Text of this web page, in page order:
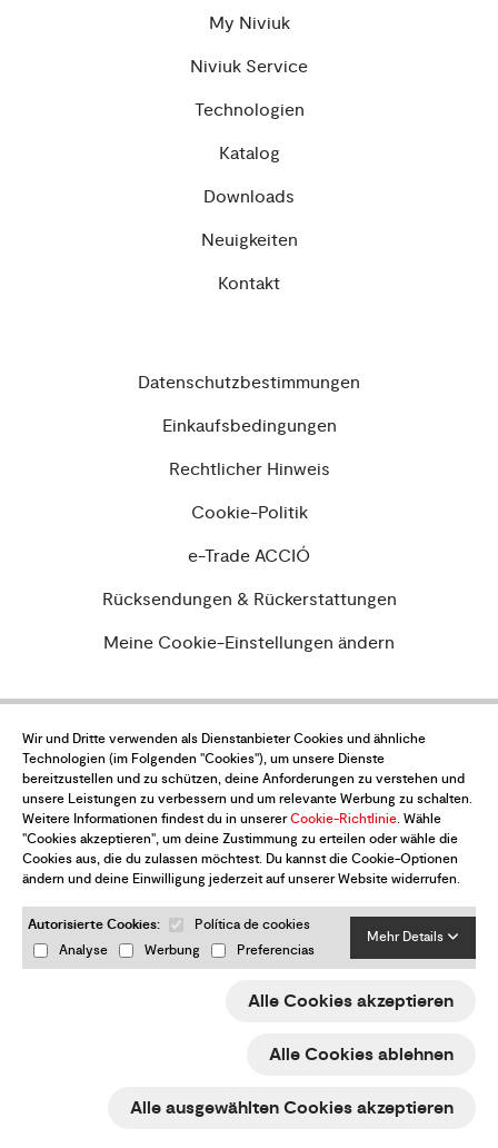
My Niviuk
Niviuk Service
Technologien
Katalog
Downloads
Neuigkeiten
Kontakt
Datenschutzbestimmungen
Einkaufsbedingungen
Rechtlicher Hinweis
Cookie-Politik
e-Trade ACCIÓ
Rücksendungen & Rückerstattungen
Meine Cookie-Einstellungen ändern
Möchtest du über alle Neuigkeiten auf
dem Laufenden sein?
Abonniere den Newsletter
ENG FRA DEU
Wir und Dritte verwenden als Dienstanbieter Cookies und ähnliche
Technologien (im Folgenden "Cookies"), um unsere Dienste
bereitzustellen und zu schützen, deine Anforderungen zu verstehen und
unsere Leistungen zu verbessern und um relevante Werbung zu schalten.
Weitere Informationen findest du in unsererCookie-Richtlinie. Wähle
"Cookies akzeptieren", um deine Zustimmung zu erteilen oder wähle die
Cookies aus, die du zulassen möchtest. Du kannst die Cookie-Optionen
ändern und deine Einwilligung jederzeit auf unserer Website widerrufen.
Autorisierte Cookies:
Política de cookies
Analyse
Werbung Preferencias
Mehr Details
Alle Cookies akzeptieren
Alle Cookies ablehnen
Alle ausgewählten Cookies akzeptieren